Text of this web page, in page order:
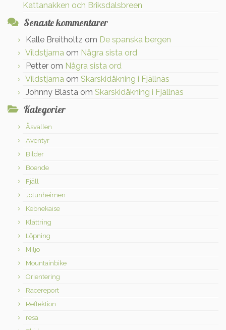
Kattanakken och Briksdalsbreen
Senaste kommentarer
Kalle Breitholtz om De spanska bergen
Vildstjarna om Några sista ord
Petter om Några sista ord
Vildstjarna om Skarskidåkning i Fjällnäs
Johnny Blästa om Skarskidåkning i Fjällnäs
Kategorier
Åsvallen
Äventyr
Bilder
Boende
Fjäll
Jotunheimen
Kebnekaise
Klättring
Löpning
Miljö
Mountainbike
Orientering
Racereport
Reflektion
resa